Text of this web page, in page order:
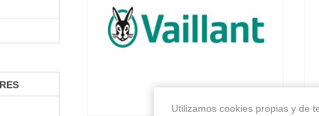
Utilizamos cookies propias y de